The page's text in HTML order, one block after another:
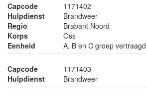
Capcode
1171402
Hulpdienst
Brandweer
Regio
Brabant Noord
Korps
Oss
Eenheid
A, B en C groep vertraagd
Capcode
1171403
Hulpdienst
Brandweer